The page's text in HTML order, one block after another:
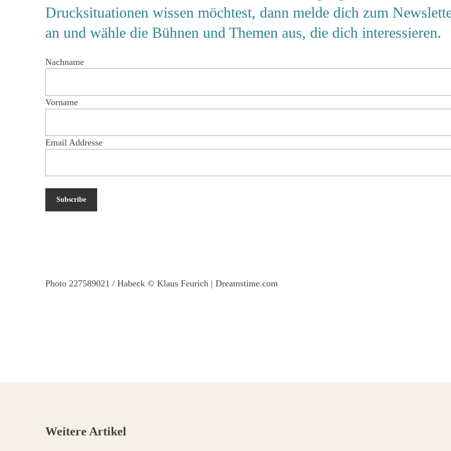
Drucksituationen wissen möchtest, dann melde dich zum
an und wähle die Bühnen und Themen aus, die dich interessieren.
Nachname
Vorname
Email Addresse
Photo 227589021 / Habeck © Klaus Feurich | Dreamstime.com
Weitere Artikel